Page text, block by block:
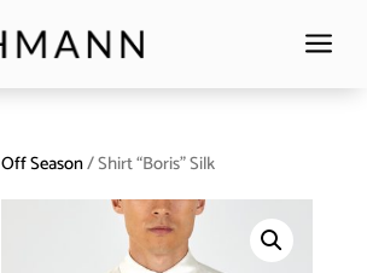
a
Off Season/ Shirt “Boris” Silk